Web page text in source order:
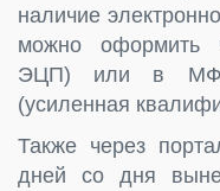
наличие
можно оформить
ЭЦП) или в
(усиленная
Также через
дней со дня